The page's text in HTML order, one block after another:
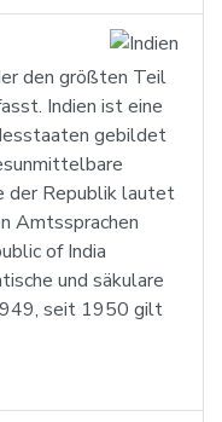
den größten Teil
Indien ist eine
gebildet
der Republik lautet
Amtssprachen
of India
und säkulare
seit 1950 gilt